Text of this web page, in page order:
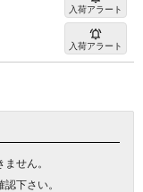
入荷アラート
入荷アラート
せん。
下さい。